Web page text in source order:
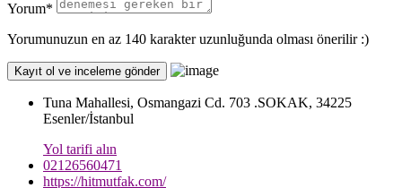
Yorum*
Yorumunuzun en az 140 karakter uzunluğunda olması önerilir :)
Tuna Mahallesi, Osmangazi Cd. 703 .SOKAK, 34225
Esenler/İstanbul
Yol tarifi alın
02126560471
https://hitmutfak.com/